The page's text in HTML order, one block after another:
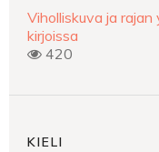
Viholliskuva ja
kirjoissa
420
KIELI